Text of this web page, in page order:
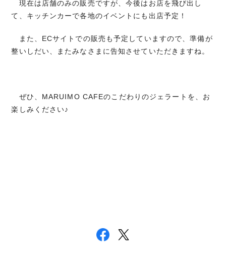
現在は店舗のみの販売ですが、今後はお店を飛び出し
て、キッチンカーで各地のイベントにも出店予定！
また、ECサイトでの販売も予定していますので、準備が
整いしだい、またみなさまに告知させていただきますね。
ぜひ、MARUIMO CAFEのこだわりのジェラートを、お
楽しみください♪